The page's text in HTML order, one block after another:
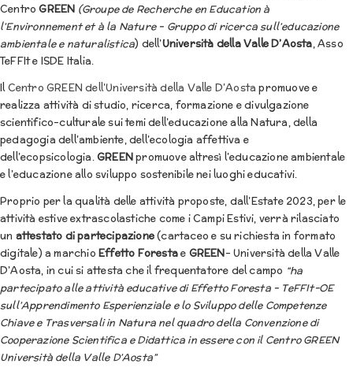
CentroGREEN (Groupe de Recherche en Education à
l’Environnement et à la Nature – Gruppo di ricerca sull’educazione
ambientale e naturalistica) dell’Università della Valle D’Aosta, Asso
TeFFIt e ISDE Italia.
IlCentro GREEN dell’Università della Valle D’Aosta promuove e
realizza attività di studio, ricerca, formazione e divulgazione
scientifico-culturale sui temi dell’educazione alla Natura, della
pedagogia dell’ambiente, dell’ecologia affettiva e
dell’ecopsicologia.GREENpromuove altresì l’educazione ambientale
e l’educazione allo sviluppo sostenibile nei luoghi educativi.
Proprio per la qualità delle attività proposte, dall’Estate 2023, per le
attività estive extrascolastiche come i Campi Estivi, verrà rilasciato
un attestato di partecipazione(cartaceo e su richiesta in formato
digitale) a marchio Effetto Forestae GREEN– Università della Valle
D’Aosta, in cui si attesta che il frequentatore del campo “ha
partecipato alle attività educative di Effetto Foresta – TeFFIt-OE
sull’Apprendimento Esperienziale e lo Sviluppo delle Competenze
Chiave e Trasversali in Natura nel quadro della Convenzione di
Cooperazione Scientifica e Didattica in essere con il Centro GREEN
Università della Valle D’Aosta”